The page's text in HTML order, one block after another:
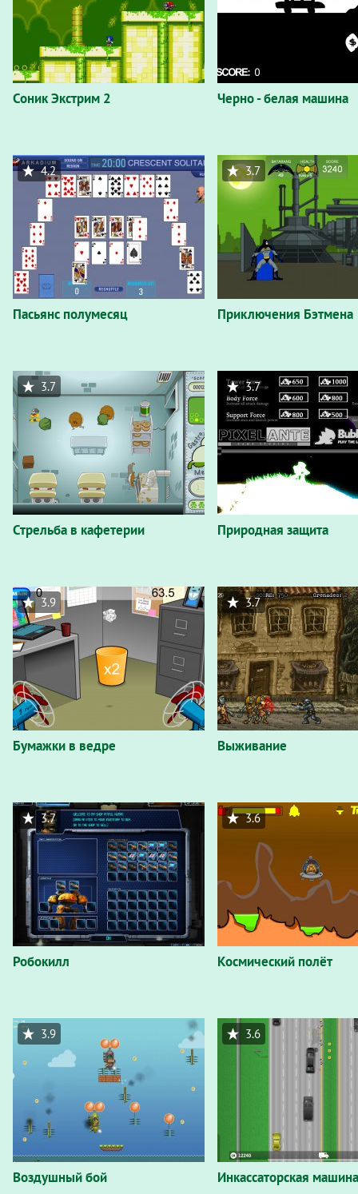
Соник Экстрим 2 Черно - белая машина
Пасьянс полумесяц
4.2
Приключения Бэтмена
3.7
Стрельба в кафетерии
3.7
Природная защита
3.7
Бумажки в ведре
3.9
Выживание
3.7
Робокилл
3.7
Космический полёт
3.6
Воздушный бой
3.9
Инкассаторская машина
3.6